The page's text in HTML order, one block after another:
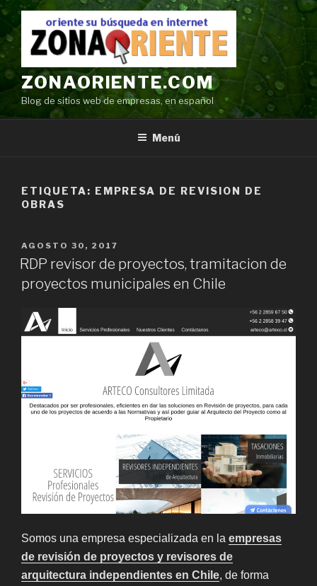
Ir
contenido
ZONAORIENTE.COM
Blog de sitios web de empresas, en español
Menú
ETIQUETA: EMPRESA DE REVISION DE
OBRAS
POSTED
ON
AGOSTO 30, 2017
RDP revisor de proyectos, tramitacion de
proyectos municipales en Chile
Somos una empresa especializada en la empresas
de revisión de proyectos y revisores de
arquitectura independientes en Chile, de forma